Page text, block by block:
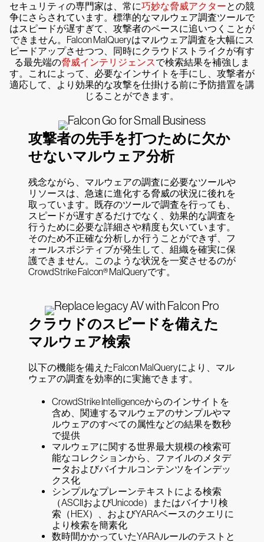
セキュリティの専門家は、常に巧妙な脅威アクターとの競
争にさらされています。標準的なマルウェア調査ツールで
はスピードが遅すぎて、攻撃者のペースに追いつくことが
できません。Falcon MalQueryはマルウェア調査を大幅にス
ピードアップさせつつ、同時にクラウドストライクが有す
る最先端の脅威インテリジェンスで検索結果を補強しま
す。これによって、必要なインサイトを手にし、攻撃者が
適応して、より効果的な攻撃を仕掛ける前に予防措置を講
じることができます。
攻撃者の先手を打つために欠か
せないマルウェア分析
残念ながら、マルウェアの調査に必要なツールや
リソースは、急速に進化する脅威の状況に後れを
取っています。既存のツールで調査を行っても、
スピードが遅すぎるだけでなく、効果的な調査を
行うために必要な詳細さや精度も欠いています。
そのため不正確な分析しか行うことができず、フ
ォールスポジティブが発生して、組織を確実に保
護できません。このような状況を一変させるのが
CrowdStrike Falcon® MalQueryです。
クラウドのスピードを備えた
マルウェア検索
以下の機能を備えたFalcon MalQueryにより、マル
ウェアの調査を効率的に実施できます。
CrowdStrike Intelligenceからのインサイトを
含め、関連するマルウェアのサンプルやマ
ルウェアのすべての属性などの結果を数秒
で提供
マルウェアに関する世界最大規模の検索可
能なコレクションから、ファイルのメタデ
ータおよびバイナルコンテンツをインデッ
クス化
シンプルなプレーンテキストによる検索
（ASCIIおよびUnicode）またはバイナリ検
索（HEX）、およびYARAベースのクエリに
より検索を簡素化
数時間かかっていたYARAルールのテストと